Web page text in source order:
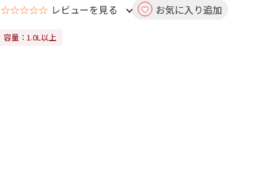
☆☆☆☆☆ レビューを見る お気に入り追加
容量：1.0L以上